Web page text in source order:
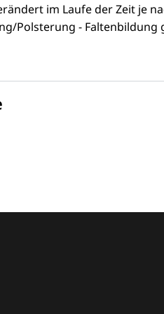
im Laufe der Zeit je
Polsterung - Faltenbildung